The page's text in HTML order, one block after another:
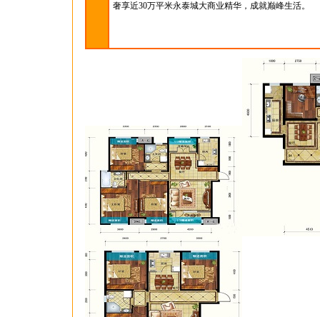
奢享近30万平米永泰城大商业精华，成就巅峰生活。